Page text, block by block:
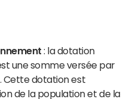
: la dotation
une somme versée par
Cette dotation est
de la population et de la